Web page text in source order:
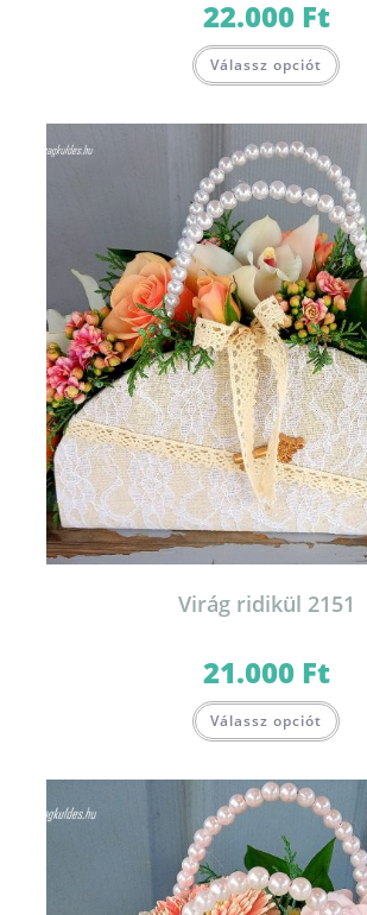
22.000 Ft
Válassz opciót
Virág ridikül 2151
21.000 Ft
Válassz opciót